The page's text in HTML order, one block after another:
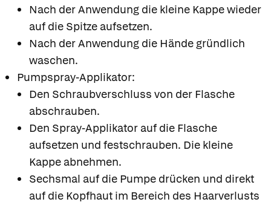
Nach der Anwendung die kleine Kappe wieder
auf die Spitze aufsetzen.
Nach der Anwendung die Hände gründlich
waschen.
Pumpspray-Applikator:
Den Schraubverschluss von der Flasche
abschrauben.
Den Spray-Applikator auf die Flasche
aufsetzen und festschrauben. Die kleine
Kappe abnehmen.
Sechsmal auf die Pumpe drücken und direkt
auf die Kopfhaut im Bereich des Haarverlusts